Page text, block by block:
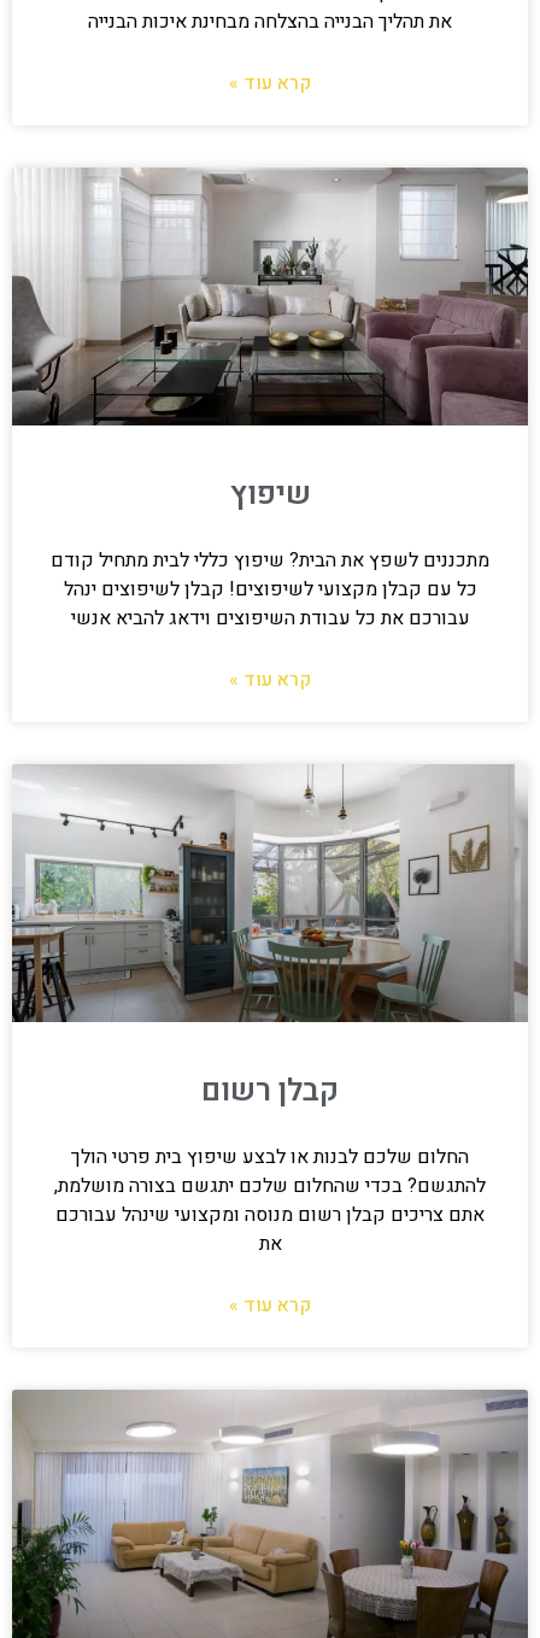
את תהליך הבנייה בהצלחה מבחינת איכות הבנייה
קרא עוד »
שיפוץ
מתכננים לשפץ את הבית? שיפוץ כללי לבית מתחיל קודם
כל עם קבלן מקצועי לשיפוצים! קבלן לשיפוצים ינהל
עבורכם את כל עבודת השיפוצים וידאג להביא אנשי
קרא עוד »
קבלן רשום
החלום שלכם לבנות או לבצע שיפוץ בית פרטי הולך
להתגשם? בכדי שהחלום שלכם יתגשם בצורה מושלמת,
אתם צריכים קבלן רשום מנוסה ומקצועי שינהל עבורכם
את
קרא עוד »